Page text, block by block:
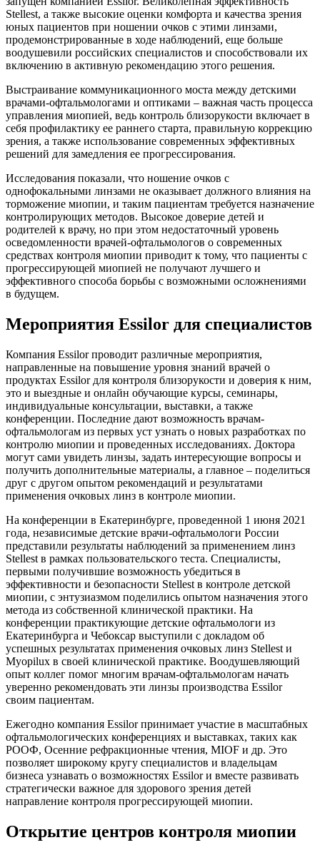
Stellest, а также высокие оценки комфорта и качества зрения
юных пациентов при ношении очков с этими линзами,
продемонстрированные в ходе наблюдений, еще больше
воодушевили российских специалистов и способствовали их
включению в активную рекомендацию этого решения.
Выстраивание коммуникационного моста между детскими
врачами-офтальмологами и оптиками – важная часть процесса
управления миопией, ведь контроль близорукости включает в
себя профилактику ее раннего старта, правильную коррекцию
зрения, а также использование современных эффективных
решений для замедления ее прогрессирования.
Исследования показали, что ношение очков с
однофокальными линзами не оказывает должного влияния на
торможение миопии, и таким пациентам требуется назначение
контролирующих методов. Высокое доверие детей и
родителей к врачу, но при этом недостаточный уровень
осведомленности врачей-офтальмологов о современных
средствах контроля миопии приводит к тому, что пациенты с
прогрессирующей миопией не получают лучшего и
эффективного способа борьбы с возможными осложнениями
в будущем.
Мероприятия Essilor для специалистов
Компания Essilor проводит различные мероприятия,
направленные на повышение уровня знаний врачей о
продуктах Essilor для контроля близорукости и доверия к ним,
это и выездные и онлайн обучающие курсы, семинары,
индивидуальные консультации, выставки, а также
конференции. Последние дают возможность врачам-
офтальмологам из первых уст узнать о новых разработках по
контролю миопии и проведенных исследованиях. Доктора
могут сами увидеть линзы, задать интересующие вопросы и
получить дополнительные материалы, а главное – поделиться
друг с другом опытом рекомендаций и результатами
применения очковых линз в контроле миопии.
На конференции в Екатеринбурге, проведенной 1 июня 2021
года, независимые детские врачи-офтальмологи России
представили результаты наблюдений за применением линз
Stellest в рамках пользовательского теста. Специалисты,
первыми получившие возможность убедиться в
эффективности и безопасности Stellest в контроле детской
миопии, с энтузиазмом поделились опытом назначения этого
метода из собственной клинической практики. На
конференции практикующие детские офтальмологи из
Екатеринбурга и Чебоксар выступили с докладом об
успешных результатах применения очковых линз Stellest и
Myopilux в своей клинической практике. Воодушевляющий
опыт коллег помог многим врачам-офтальмологам начать
уверенно рекомендовать эти линзы производства Essilor
своим пациентам.
Ежегодно компания Essilor принимает участие в масштабных
офтальмологических конференциях и выставках, таких как
РООФ, Осенние рефракционные чтения, MIOF и др. Это
позволяет широкому кругу специалистов и владельцам
бизнеса узнавать о возможностях Essilor и вместе развивать
стратегически важное для здорового зрения детей
направление контроля прогрессирующей миопии.
Открытие центров контроля миопии